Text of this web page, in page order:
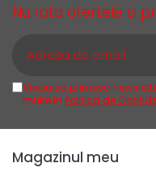
Nu rata ofertele si
Vreau sa primesc
multe in Politica de
Magazinul meu